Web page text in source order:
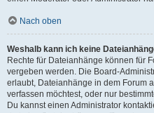
Nach oben
Weshalb kann ich keine
Rechte für Dateianhänge können für
vergeben werden. Die Board-
erlaubt, Dateianhänge in dem Forum
verfassen möchtest, oder nur
Du kannst einen Administrator